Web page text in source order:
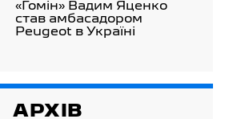
«Гомін» Вадим Яценко
став амбасадором
Peugeot в Україні
АРХІВ